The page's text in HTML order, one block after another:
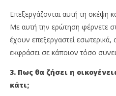
Επεξεργάζονται αυτή τη σκέψη
Με αυτή την ερώτηση φέρνετε
έχουν επεξεργαστεί εσωτερικά,
εκφράσει σε κάποιον τόσο
3. Πως θα ζήσει η
κάτι;